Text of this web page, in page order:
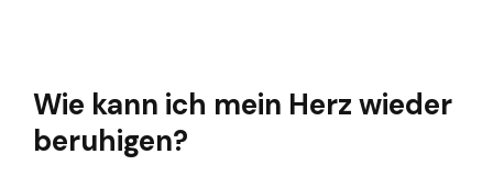
Wie kann ich mein Herz wieder
beruhigen?